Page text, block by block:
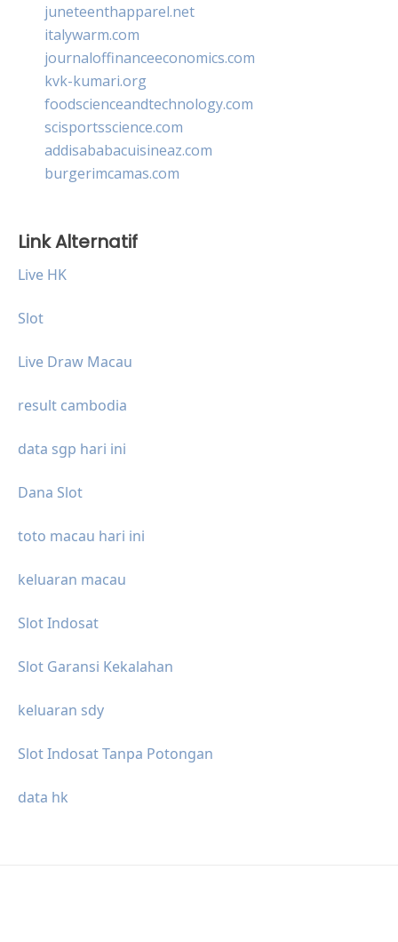
juneteenthapparel.net
italywarm.com
journaloffinanceeconomics.com
kvk-kumari.org
foodscienceandtechnology.com
scisportsscience.com
addisababacuisineaz.com
burgerimcamas.com
Link Alternatif
Live HK
Slot
Live Draw Macau
result cambodia
data sgp hari ini
Dana Slot
toto macau hari ini
keluaran macau
Slot Indosat
Slot Garansi Kekalahan
keluaran sdy
Slot Indosat Tanpa Potongan
data hk